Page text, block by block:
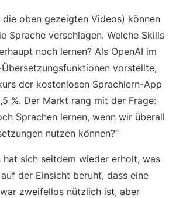
die oben gezeigten Videos) können
Sprache verschlagen. Welche Skills
noch lernen? Als OpenAI im
vorstellte,
der kostenlosen Sprachlern-App
%. Der Markt rang mit der Frage:
Sprachen lernen, wenn wir überall
nutzen können?“
hat sich seitdem wieder erholt, was
der Einsicht beruht, dass eine
zweifellos nützlich ist, aber